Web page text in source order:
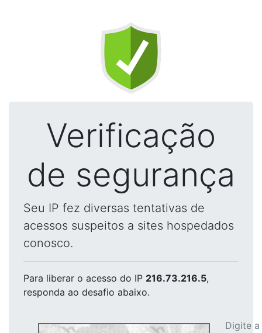
Verificação
de segurança
Seu IP fez diversas tentativas de
acessos suspeitos a sites hospedados
conosco.
Para liberar o acesso do IP 216.73.216.5,
responda ao desafio abaixo.
Digite